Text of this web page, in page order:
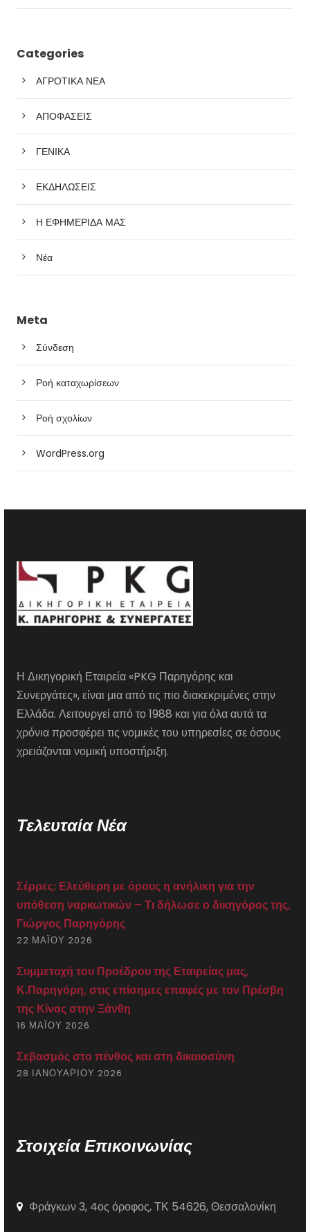
Categories
ΑΓΡΟΤΙΚΑ ΝΕΑ
ΑΠΟΦΑΣΕΙΣ
ΓΕΝΙΚΑ
ΕΚΔΗΛΩΣΕΙΣ
Η ΕΦΗΜΕΡΙΔΑ ΜΑΣ
Νέα
Meta
Σύνδεση
Ροή καταχωρίσεων
Ροή σχολίων
WordPress.org
Η Δικηγορική Εταιρεία «PKG Παρηγόρης και
Συνεργάτες», είναι μια από τις πιο διακεκριμένες στην
Ελλάδα. Λειτουργεί από το 1988 και για όλα αυτά τα
χρόνια προσφέρει τις νομικές του υπηρεσίες σε όσους
χρειάζονται νομική υποστήριξη.
Τελευταία Νέα
Σέρρες: Ελεύθερη με όρους η ανήλικη για την
υπόθεση ναρκωτικών – Τι δήλωσε ο δικηγόρος της,
Γιώργος Παρηγόρης
22 ΜΑΪ́ΟΥ 2026
Συμμετοχή του Προέδρου της Εταιρείας μας,
Κ.Παρηγόρη, στις επίσημες επαφές με τον Πρέσβη
της Κίνας στην Ξάνθη
16 ΜΑΪ́ΟΥ 2026
Σεβασμός στο πένθος και στη δικαιοσύνη
28 ΙΑΝΟΥΑΡΊΟΥ 2026
Στοιχεία Επικοινωνίας
Φράγκων 3, 4ος όροφος, ΤΚ 54626, Θεσσαλονίκη